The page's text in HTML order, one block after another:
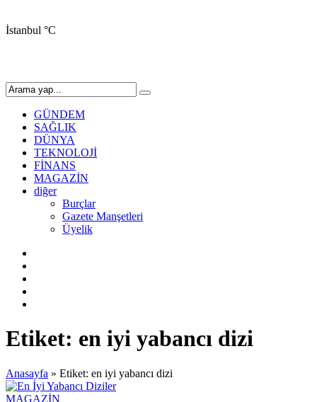
İstanbul °C
GÜNDEM
SAĞLIK
DÜNYA
TEKNOLOJİ
FİNANS
MAGAZİN
diğer
Burçlar
Gazete Manşetleri
Üyelik
Etiket: en iyi yabancı dizi
Anasayfa » Etiket: en iyi yabancı dizi
MAGAZİN